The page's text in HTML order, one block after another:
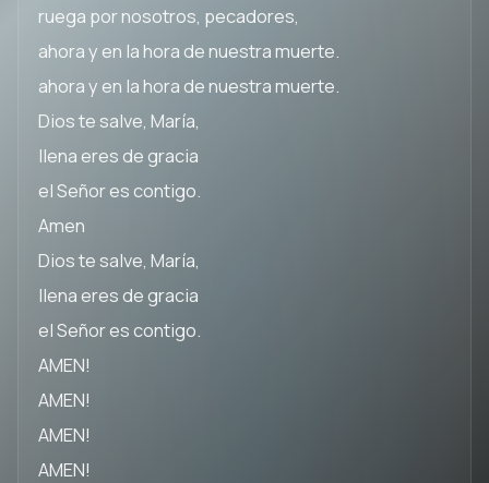
ruega por nosotros, pecadores,
ahora y en la hora de nuestra muerte.
ahora y en la hora de nuestra muerte.
Dios te salve, María,
llena eres de gracia
el Señor es contigo.
Amen
Dios te salve, María,
llena eres de gracia
el Señor es contigo.
AMEN!
AMEN!
AMEN!
AMEN!